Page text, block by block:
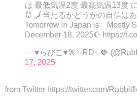
は 最低気温2度 最高気温13度
🐰 🗾当たるかどうかの自信は
Tomorrow in Japan is Mostly
December 18, 2025☪ https://
— ♥らびこ♥🐰✨RD✨🍓
17, 2025
from Twitter https://twitter.com/